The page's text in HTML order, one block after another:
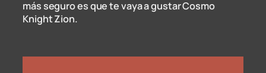
más seguro es que te vaya a gustar Cosmo
Knight Zion.